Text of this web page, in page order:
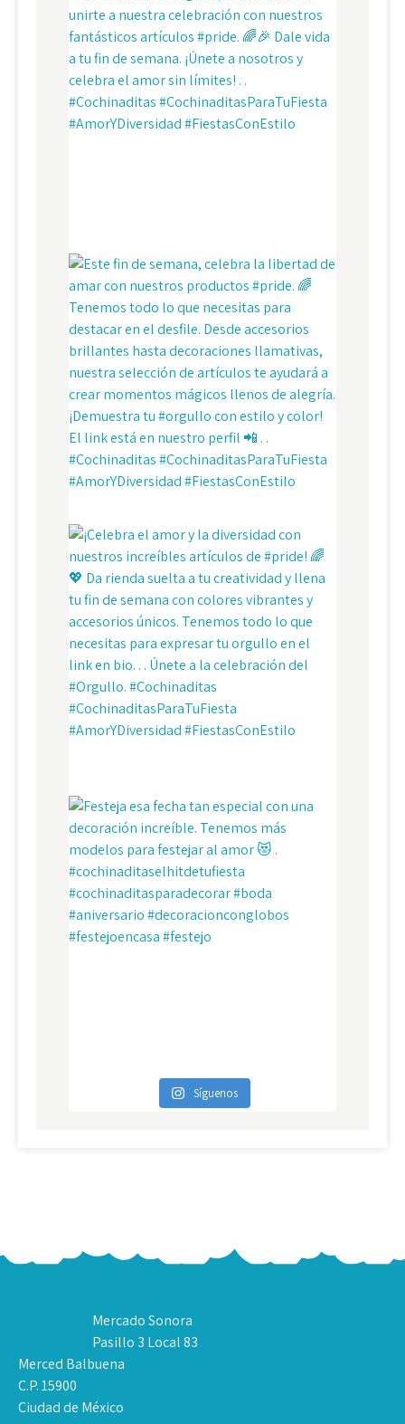
Síguenos
Mercado Sonora
Pasillo 3 Local 83
Merced Balbuena
C.P. 15900
Ciudad de México